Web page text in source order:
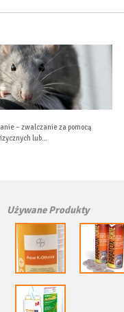
ozonowanie, dezynfekcja
Używane Produkty